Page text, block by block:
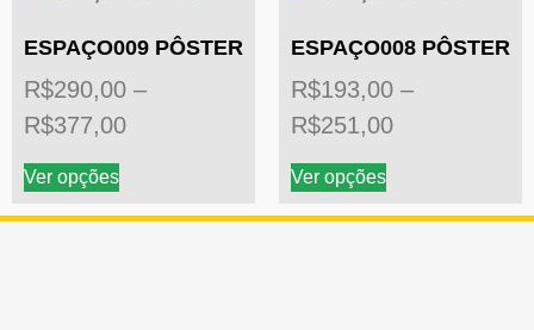
ESPAÇO009 PÔSTER
R$290,00 –
R$377,00
Ver opções
ESPAÇO008 PÔSTER
R$193,00 –
R$251,00
Ver opções